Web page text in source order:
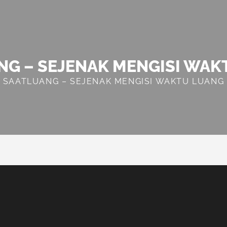
– SEJENAK MENGISI
SAATLUANG – SEJENAK MENGISI WAKTU LUANG